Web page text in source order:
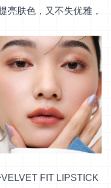
亮肤色，又不失优雅，
FIT LIPSTICK